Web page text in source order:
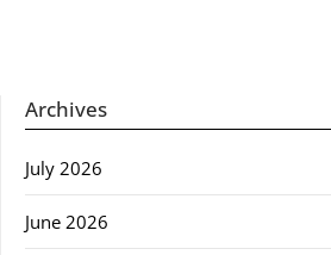
Archives
July 2026
June 2026